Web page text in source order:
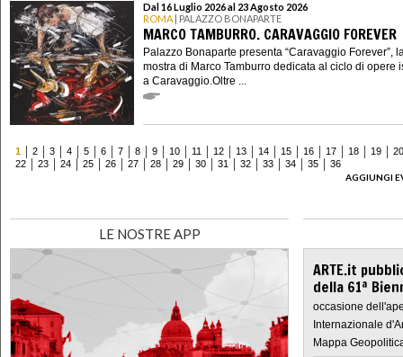
Dal 16 Luglio 2026 al 23 Agosto 2026
ROMA | PALAZZO BONAPARTE
MARCO TAMBURRO. CARAVAGGIO FOREVER
Palazzo Bonaparte presenta “Caravaggio Forever”,
mostra di Marco Tamburro dedicata al ciclo di opere
a Caravaggio.Oltre ...
1 2 3 4 5 6 7 8 9 10 11 12 13 14 15 16 17 18 19
20
22
23 24 25 26 27 28 29 30 31 32 33 34 35
36
AGGIUNGI
LE NOSTRE APP
ARTE.it
della 61ª
occasione
Internazionale
Mappa